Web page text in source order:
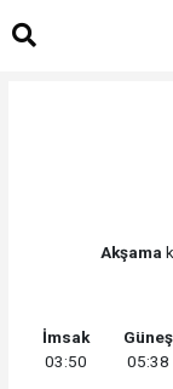
Akşama
İmsak
03:50
Güneş
05:38